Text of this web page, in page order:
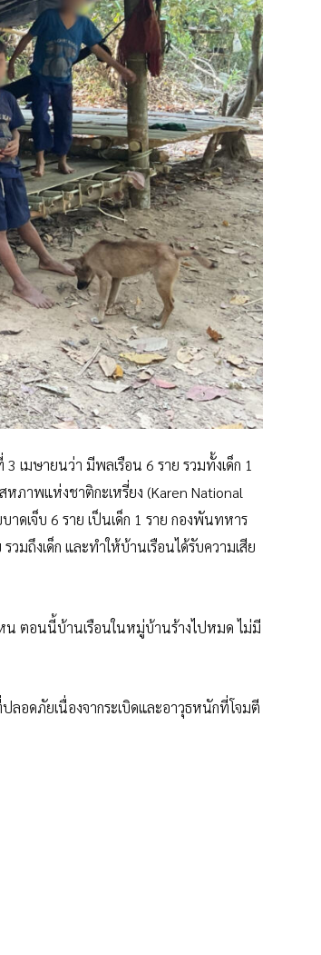
เมษายนว่า มีพลเรือน 6 ราย รวมทั้งเด็ก 1
หภาพแห่งชาติกะเหรี่ยง (Karen National
าดเจ็บ 6 ราย เป็นเด็ก 1 ราย กองพันทหาร
ถึงเด็ก และทำให้บ้านเรือนได้รับความเสีย
น ตอนนี้บ้านเรือนในหมู่บ้านร้างไปหมด ไม่มี
อดภัยเนื่องจากระเบิดและอาวุธหนักที่โจมตี